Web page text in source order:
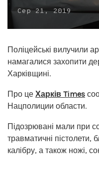
Сер 21, 2019
Поліцейські вилучили
намагалися захопити
Харківщині.
Про це Харків Times
Нацполиции области.
Підозрювані мали при
травматичні пістолети,
калібру, а також ножі,